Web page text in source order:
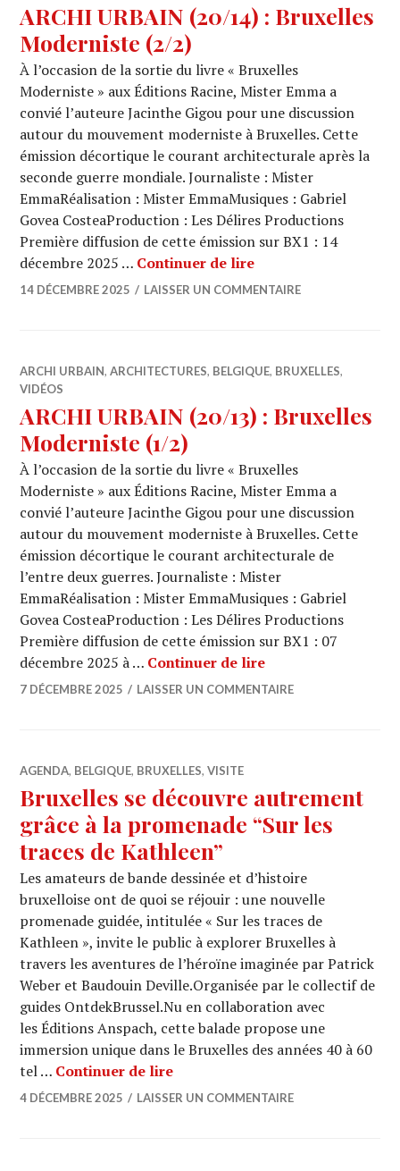
ARCHI URBAIN (20/14) : Bruxelles
Moderniste (2/2)
À l’occasion de la sortie du livre « Bruxelles
Moderniste » aux Éditions Racine, Mister Emma a
convié l’auteure Jacinthe Gigou pour une discussion
autour du mouvement moderniste à Bruxelles. Cette
émission décortique le courant architecturale après la
seconde guerre mondiale. Journaliste : Mister
EmmaRéalisation : Mister EmmaMusiques : Gabriel
Govea CosteaProduction : Les Délires Productions
Première diffusion de cette émission sur BX1 : 14
décembre 2025 … Continuer de lireARCHI URBAIN
14 DÉCEMBRE 2025 LAISSER UN COMMENTAIRE
ARCHI URBAIN,ARCHITECTURES, BELGIQUE, BRUXELLES,
VIDÉOS
ARCHI URBAIN (20/13) : Bruxelles
Moderniste (1/2)
À l’occasion de la sortie du livre « Bruxelles
Moderniste » aux Éditions Racine, Mister Emma a
convié l’auteure Jacinthe Gigou pour une discussion
autour du mouvement moderniste à Bruxelles. Cette
émission décortique le courant architecturale de
l’entre deux guerres. Journaliste : Mister
EmmaRéalisation : Mister EmmaMusiques : Gabriel
Govea CosteaProduction : Les Délires Productions
Première diffusion de cette émission sur BX1 : 07
décembre 2025 à … Continuer de lireARCHI URBAIN
7 DÉCEMBRE 2025 LAISSER UN COMMENTAIRE
AGENDA, BELGIQUE, BRUXELLES,VISITE
Bruxelles se découvre autrement
grâce à la promenade “Sur les
traces de Kathleen”
Les amateurs de bande dessinée et d’histoire
bruxelloise ont de quoi se réjouir : une nouvelle
promenade guidée, intitulée « Sur les traces de
Kathleen », invite le public à explorer Bruxelles à
travers les aventures de l’héroïne imaginée par Patrick
Weber et Baudouin Deville.Organisée par le collectif de
guides OntdekBrussel.Nu en collaboration avec
les Éditions Anspach, cette balade propose une
immersion unique dans le Bruxelles des années 40 à 60
tel … Continuer de lireBruxelles se découvre
4 DÉCEMBRE 2025 LAISSER UN COMMENTAIRE